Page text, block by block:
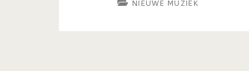
NIEUWE MUZIEK